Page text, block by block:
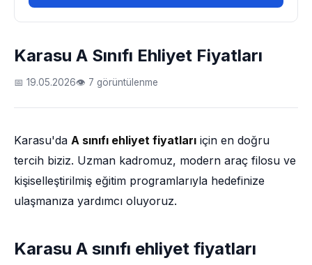
Karasu A Sınıfı Ehliyet Fiyatları
📅 19.05.2026👁 7 görüntülenme
Karasu'da A sınıfı ehliyet fiyatları için en doğru
tercih biziz. Uzman kadromuz, modern araç filosu ve
kişiselleştirilmiş eğitim programlarıyla hedefinize
ulaşmanıza yardımcı oluyoruz.
Karasu A sınıfı ehliyet fiyatları